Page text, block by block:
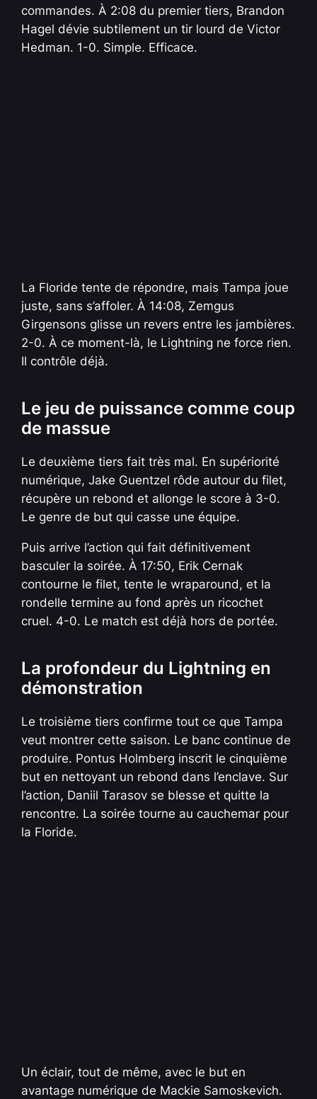
commandes. À 2:08 du premier tiers, Brandon
Hagel dévie subtilement un tir lourd de Victor
Hedman. 1-0. Simple. Efficace.
La Floride tente de répondre, mais Tampa joue
juste, sans s’affoler. À 14:08, Zemgus
Girgensons glisse un revers entre les jambières.
2-0. À ce moment-là, le Lightning ne force rien.
Il contrôle déjà.
Le jeu de puissance comme coup
de massue
Le deuxième tiers fait très mal. En supériorité
numérique, Jake Guentzel rôde autour du filet,
récupère un rebond et allonge le score à 3-0.
Le genre de but qui casse une équipe.
Puis arrive l’action qui fait définitivement
basculer la soirée. À 17:50, Erik Cernak
contourne le filet, tente le wraparound, et la
rondelle termine au fond après un ricochet
cruel. 4-0. Le match est déjà hors de portée.
La profondeur du Lightning en
démonstration
Le troisième tiers confirme tout ce que Tampa
veut montrer cette saison. Le banc continue de
produire. Pontus Holmberg inscrit le cinquième
but en nettoyant un rebond dans l’enclave. Sur
l’action, Daniil Tarasov se blesse et quitte la
rencontre. La soirée tourne au cauchemar pour
la Floride.
Un éclair, tout de même, avec le but en
avantage numérique de Mackie Samoskevich.